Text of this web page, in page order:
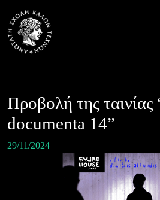
content
Προβολή της
documenta 14”
29/11/2024